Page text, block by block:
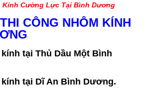
Kính Cường Lực Tại Bình Dương
CÔNG NHÔM KÍNH
tại Thủ Dầu Một Bình
tại Dĩ An Bình Dương.